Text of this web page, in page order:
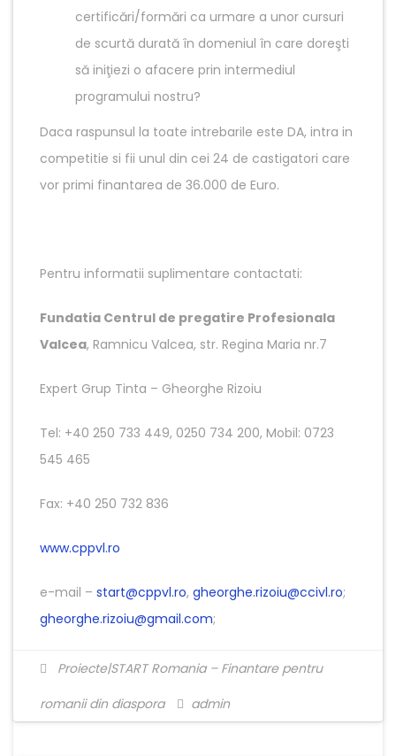
certificări/formări ca urmare a unor cursuri
de scurtă durată în domeniul în care doreşti
să iniţiezi o afacere prin intermediul
programului nostru?
Daca raspunsul la toate intrebarile este DA, intra in
competitie si fii unul din cei 24 de castigatori care
vor primi finantarea de 36.000 de Euro.
Pentru informatii suplimentare contactati:
Fundatia Centrul de pregatire Profesionala
Valcea, Ramnicu Valcea, str. Regina Maria nr.7
Expert Grup Tinta – Gheorghe Rizoiu
Tel: +40 250 733 449, 0250 734 200, Mobil: 0723
545 465
Fax: +40 250 732 836
www.cppvl.ro
e-mail – start@cppvl.ro, gheorghe.rizoiu@ccivl.ro;
gheorghe.rizoiu@gmail.com;
Proiecte|START Romania – Finantare pentru
romanii din diaspora
admin